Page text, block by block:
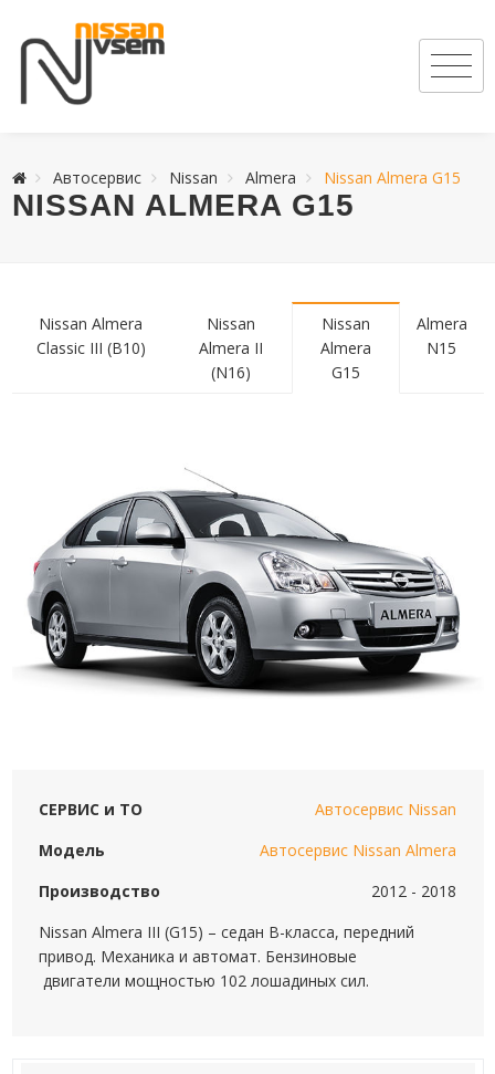
Автосервис Nissan Almera Nissan Almera G15
NISSAN ALMERA G15
Nissan Almera
Classic III (B10)
Nissan
Almera II
(N16)
Nissan
Almera
G15
Almera
N15
СЕРВИС и ТО
Автосервис Nissan
Модель
Автосервис Nissan Almera
Производство
2012 - 2018
Nissan Almera III (G15) – седан B-класса, передний
привод. Механика и автомат. Бензиновые
двигатели мощностью 102 лошадиных сил.